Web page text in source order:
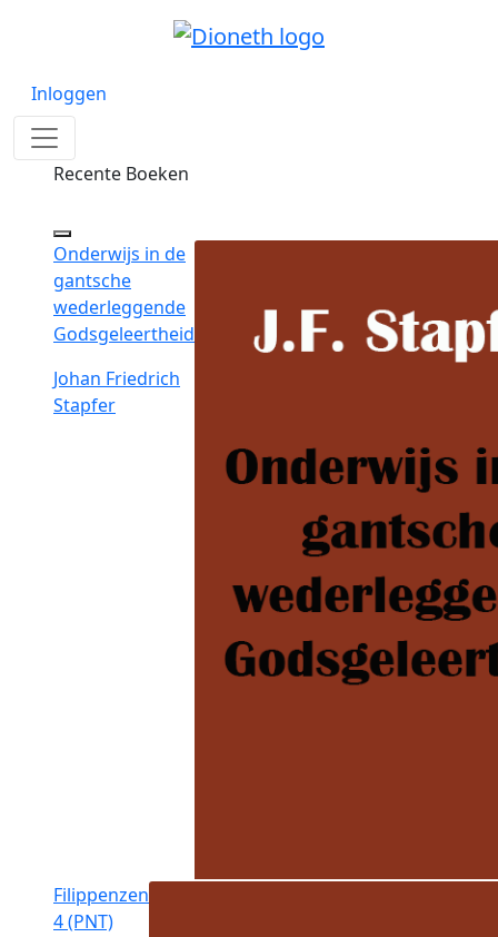
Inloggen
Recente Boeken
Onderwijs in de
gantsche
wederleggende
Godsgeleertheid
Johan Friedrich
Stapfer
Filippenzen
4 (PNT)